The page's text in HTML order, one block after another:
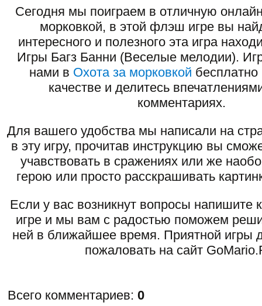
Сегодня мы поиграем в отличную
морковкой, в этой флэш игре вы
интересного и полезного эта игра
Игры Багз Банни (Веселые мелодии).
нами в Охота за морковкой
качестве и делитесь
комментариях.
Для вашего удобства мы написали на
в эту игру, прочитав инструкцию вы
учавствовать в сражениях или же
герою или просто расскрашивать
Если у вас возникнут вопросы напишите
игре и мы вам с радостью поможем
ней в ближайшее время. Приятной игры
пожаловать на сайт
Всего комментариев: 0